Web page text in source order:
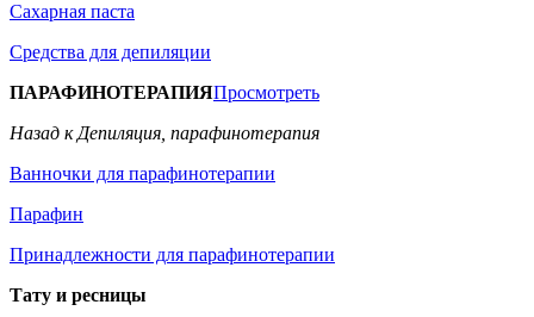
Сахарная паста
Средства для депиляции
ПАРАФИНОТЕРАПИЯПросмотреть
Назад к Депиляция, парафинотерапия
Ванночки для парафинотерапии
Парафин
Принадлежности для парафинотерапии
Тату и ресницы